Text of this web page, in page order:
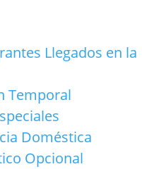
Llegados en la
Temporal
Doméstica
Opcional